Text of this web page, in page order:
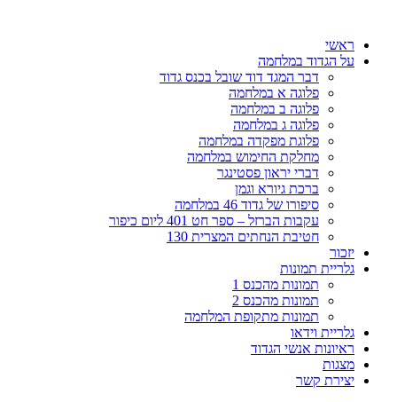
ראשי
על הגדוד במלחמה
דבר המגד דוד שובל בכנס גדוד
פלוגה א במלחמה
פלוגה ב במלחמה
פלוגה ג במלחמה
פלוגת מפקדה במלחמה
מחלקת החימוש במלחמה
דברי יראון פסטינגר
ברכת גיורא וגמן
סיפורו של גדוד 46 במלחמה
עקבות הברזל – ספר חט 401 ליום כיפור
חטיבת הנחתים המצרית 130
יזכור
גלריית תמונות
תמונות מהכנס 1
תמונות מהכנס 2
תמונות מתקופת המלחמה
גלריית וידאו
ראיונות אנשי הגדוד
מצגות
יצירת קשר